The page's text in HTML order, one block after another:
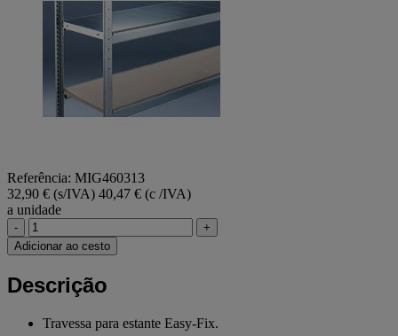
Referência: MIG460313
32,90 € (s/IVA) 40,47 € (c /IVA)
a unidade
-
+
Adicionar ao cesto
Descrição
Travessa para estante Easy-Fix.